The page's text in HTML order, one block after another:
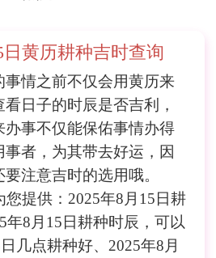
日黄历耕种吉时查询
情之前不仅会用黄历来
日子的时辰是否吉利，
事不仅能保佑事情办得
者，为其带去好运，因
注意吉时的选用哦。
您提供：2025年8月15日耕
年8月15日耕种时辰，可以
几点耕种好、2025年8月